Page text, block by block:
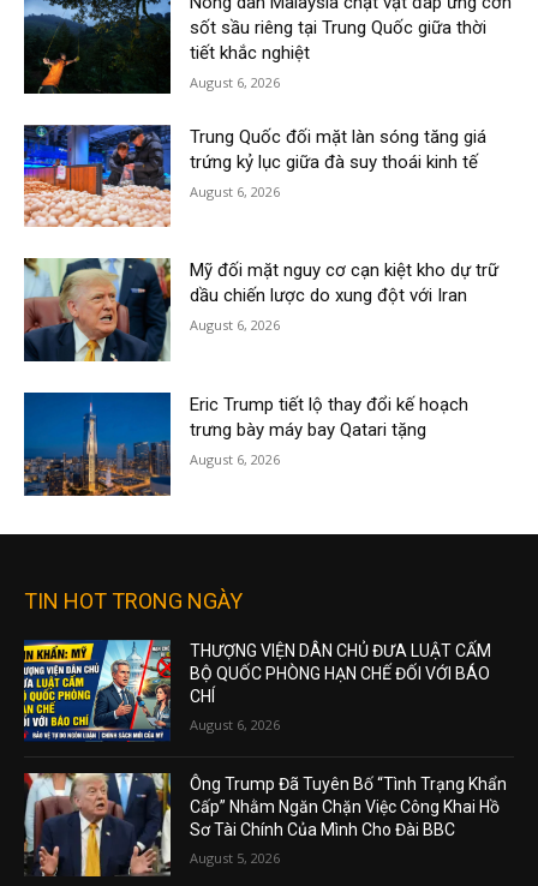
sốt sầu riêng tại Trung Quốc giữa thời
tiết khắc nghiệt
August 6, 2026
Trung Quốc đối mặt làn sóng tăng giá
trứng kỷ lục giữa đà suy thoái kinh tế
August 6, 2026
Mỹ đối mặt nguy cơ cạn kiệt kho dự trữ
dầu chiến lược do xung đột với Iran
August 6, 2026
Eric Trump tiết lộ thay đổi kế hoạch
trưng bày máy bay Qatari tặng
August 6, 2026
TIN HOT TRONG NGÀY
THƯỢNG VIỆN DÂN CHỦ ĐƯA LUẬT CẤM
BỘ QUỐC PHÒNG HẠN CHẾ ĐỐI VỚI BÁO
CHÍ
August 6, 2026
Ông Trump Đã Tuyên Bố “Tình Trạng Khẩn
Cấp” Nhằm Ngăn Chặn Việc Công Khai Hồ
Sơ Tài Chính Của Mình Cho Đài BBC
August 5, 2026